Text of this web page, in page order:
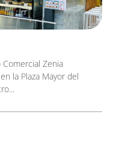
Zenia
la Plaza Mayor del